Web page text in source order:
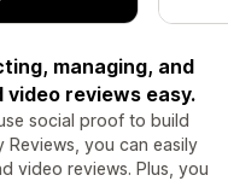
managing, and
reviews easy.
social proof to build
you can easily
video reviews. Plus, you